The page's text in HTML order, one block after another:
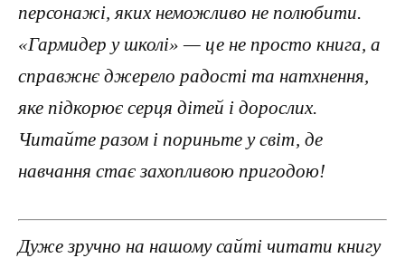
персонажі, яких неможливо не полюбити.
«Гармидер у школі» — це не просто книга, а
справжнє джерело радості та натхнення,
яке підкорює серця дітей і дорослих.
Читайте разом і пориньте у світ, де
навчання стає захопливою пригодою!
Дуже зручно на нашому сайті читати книгу